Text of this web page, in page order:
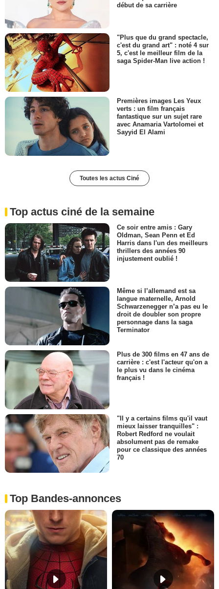
début de sa carrière
"Plus que du grand spectacle,
c'est du grand art" : noté 4 sur
5, c'est le meilleur film de la
saga Spider-Man live action !
Premières images Les Yeux
verts : un film français
fantastique sur un sujet rare
avec Anamaria Vartolomei et
Sayyid El Alami
Toutes les actus Ciné
Top actus ciné de la semaine
Ce soir entre amis : Gary
Oldman, Sean Penn et Ed
Harris dans l'un des meilleurs
thrillers des années 90
injustement oublié !
Même si l’allemand est sa
langue maternelle, Arnold
Schwarzenegger n’a pas eu le
droit de doubler son propre
personnage dans la saga
Terminator
Plus de 300 films en 47 ans de
carrière : c'est l'acteur qu'on a
le plus vu dans le cinéma
français !
"Il y a certains films qu'il vaut
mieux laisser tranquilles" :
Robert Redford ne voulait
absolument pas de remake
pour ce classique des années
70
Top Bandes-annonces